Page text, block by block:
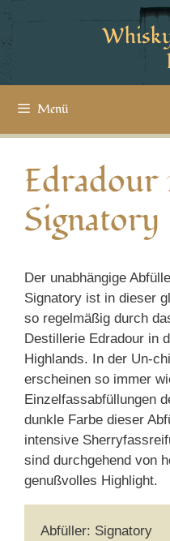
Menü
Edradour
Signatory
Der unabhängige
Signatory ist in dieser
so regelmäßig durch
Destillerie Edradour in
Highlands. In der Un-
erscheinen so immer
Einzelfassabfüllungen
dunkle Farbe dieser
intensive
sind durchgehend von
genußvolles Highlight.
Abfüller: Signatory